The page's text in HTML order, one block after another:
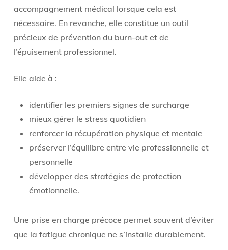
accompagnement médical lorsque cela est
nécessaire. En revanche, elle constitue un outil
précieux de prévention du burn-out et de
l’épuisement professionnel.
Elle aide à :
identifier les premiers signes de surcharge
mieux gérer le stress quotidien
renforcer la récupération physique et mentale
préserver l’équilibre entre vie professionnelle et
personnelle
développer des stratégies de protection
émotionnelle.
Une prise en charge précoce permet souvent d’éviter
que la fatigue chronique ne s’installe durablement.